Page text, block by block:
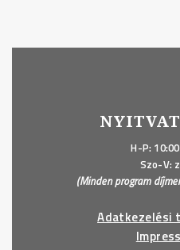
H-P:
Szo-V:
(Minden program
Adatkezelési